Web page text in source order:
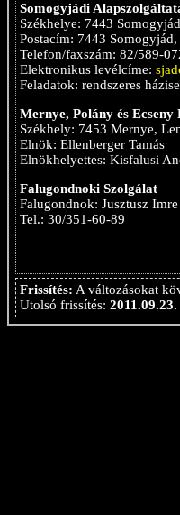
Somogyjádi
Székhelye: 7443
Postacím: 7443
Telefon/faxszám: 82/589-
Elektronikus levélcíme:
Feladatok: rendszeres
Mernye, Polány és
Székhely: 7453 Mernye,
Elnök: Ellenberger Tamás
Elnökhelyettes: Kisfalusi
Falugondnoki Szolgálat
Falugondnok: Jusztusz Imre
Tel.: 30/351-60-89
Frissítés: A változásokat
Utolsó frissítés: 2011.09.23.